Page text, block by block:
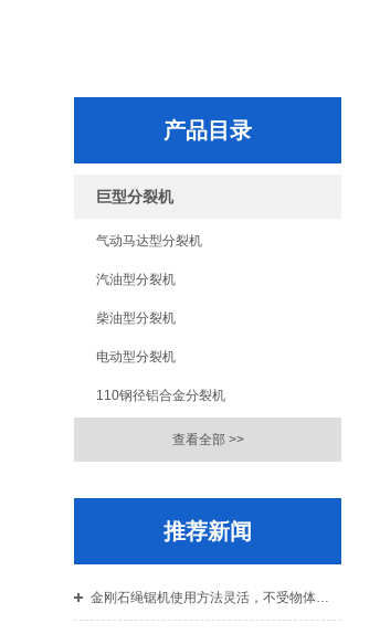
产品目录
巨型分裂机
气动马达型分裂机
汽油型分裂机
柴油型分裂机
电动型分裂机
110钢径铝合金分裂机
查看全部 >>
推荐新闻
金刚石绳锯机使用方法灵活，不受物体大小限制